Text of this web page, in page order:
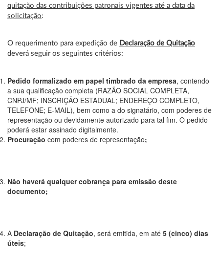
quitação das contribuições patronais vigentes até a data da
solicitação:
O requerimento para expedição de Declaração de Quitação
deverá seguir os seguintes critérios:
Pedido formalizado em papel timbrado da empresa, contendo
a sua qualificação completa (RAZÃO SOCIAL COMPLETA,
CNPJ/MF; INSCRIÇÃO ESTADUAL; ENDEREÇO COMPLETO,
TELEFONE; E-MAIL), bem como a do signatário, com poderes de
representação ou devidamente autorizado para tal fim. O pedido
poderá estar assinado digitalmente.
Procuração com poderes de representação;
Não haverá qualquer cobrança para emissão deste
documento;
A Declaração de Quitação, será emitida, em até 5 (cinco) dias
úteis;